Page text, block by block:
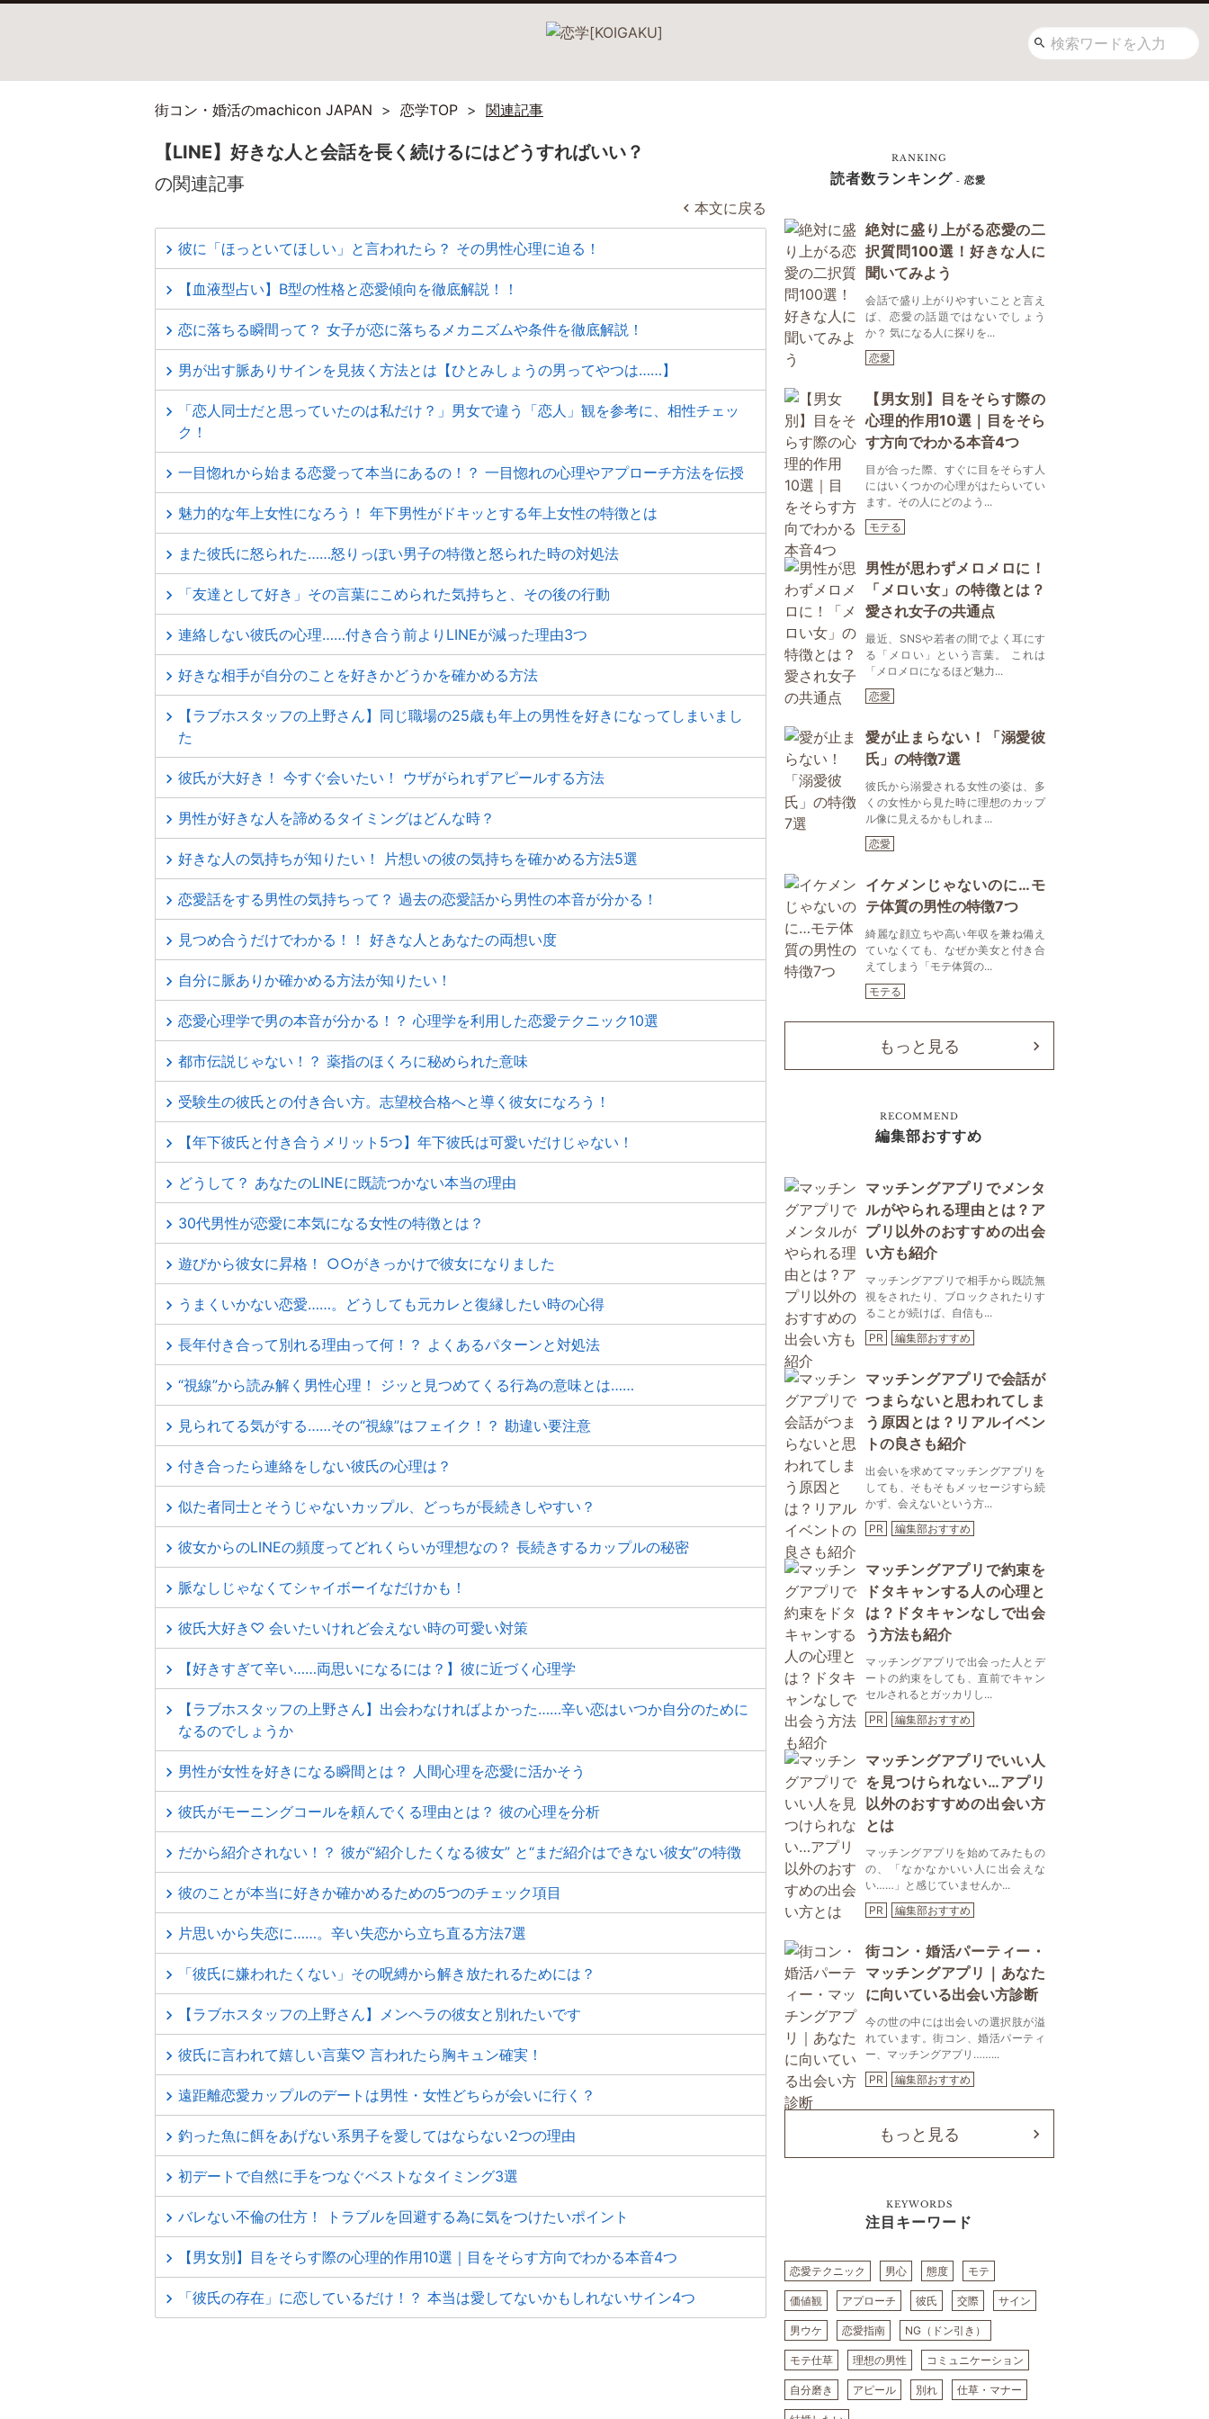
街コン・婚活のmachicon JAPAN 恋学TOP 関連記事
【LINE】好きな人と会話を長く続けるにはどうすればいい？
の関連記事
本文に戻る
彼に「ほっといてほしい」と言われたら？ その男性心理に迫る！
【血液型占い】B型の性格と恋愛傾向を徹底解説！！
恋に落ちる瞬間って？ 女子が恋に落ちるメカニズムや条件を徹底解説！
男が出す脈ありサインを見抜く方法とは【ひとみしょうの男ってやつは……】
「恋人同士だと思っていたのは私だけ？」男女で違う「恋人」観を参考に、相性チェッ
ク！
一目惚れから始まる恋愛って本当にあるの！？ 一目惚れの心理やアプローチ方法を伝授
魅力的な年上女性になろう！ 年下男性がドキッとする年上女性の特徴とは
また彼氏に怒られた……怒りっぽい男子の特徴と怒られた時の対処法
「友達として好き」その言葉にこめられた気持ちと、その後の行動
連絡しない彼氏の心理……付き合う前よりLINEが減った理由3つ
好きな相手が自分のことを好きかどうかを確かめる方法
【ラブホスタッフの上野さん】同じ職場の25歳も年上の男性を好きになってしまいまし
た
彼氏が大好き！ 今すぐ会いたい！ ウザがられずアピールする方法
男性が好きな人を諦めるタイミングはどんな時？
好きな人の気持ちが知りたい！ 片想いの彼の気持ちを確かめる方法5選
恋愛話をする男性の気持ちって？ 過去の恋愛話から男性の本音が分かる！
見つめ合うだけでわかる！！ 好きな人とあなたの両想い度
自分に脈ありか確かめる方法が知りたい！
恋愛心理学で男の本音が分かる！？ 心理学を利用した恋愛テクニック10選
都市伝説じゃない！？ 薬指のほくろに秘められた意味
受験生の彼氏との付き合い方。志望校合格へと導く彼女になろう！
【年下彼氏と付き合うメリット5つ】年下彼氏は可愛いだけじゃない！
どうして？ あなたのLINEに既読つかない本当の理由
30代男性が恋愛に本気になる女性の特徴とは？
遊びから彼女に昇格！ ○○がきっかけで彼女になりました
うまくいかない恋愛……。どうしても元カレと復縁したい時の心得
長年付き合って別れる理由って何！？ よくあるパターンと対処法
“視線”から読み解く男性心理！ ジッと見つめてくる行為の意味とは……
見られてる気がする……その“視線”はフェイク！？ 勘違い要注意
付き合ったら連絡をしない彼氏の心理は？
似た者同士とそうじゃないカップル、どっちが長続きしやすい？
彼女からのLINEの頻度ってどれくらいが理想なの？ 長続きするカップルの秘密
脈なしじゃなくてシャイボーイなだけかも！
彼氏大好き♡ 会いたいけれど会えない時の可愛い対策
【好きすぎて辛い……両思いになるには？】彼に近づく心理学
【ラブホスタッフの上野さん】出会わなければよかった……辛い恋はいつか自分のために
なるのでしょうか
男性が女性を好きになる瞬間とは？ 人間心理を恋愛に活かそう
彼氏がモーニングコールを頼んでくる理由とは？ 彼の心理を分析
だから紹介されない！？ 彼が“紹介したくなる彼女” と“まだ紹介はできない彼女”の特徴
彼のことが本当に好きか確かめるための5つのチェック項目
片思いから失恋に……。辛い失恋から立ち直る方法7選
「彼氏に嫌われたくない」その呪縛から解き放たれるためには？
【ラブホスタッフの上野さん】メンヘラの彼女と別れたいです
彼氏に言われて嬉しい言葉♡ 言われたら胸キュン確実！
遠距離恋愛カップルのデートは男性・女性どちらが会いに行く？
釣った魚に餌をあげない系男子を愛してはならない2つの理由
初デートで自然に手をつなぐベストなタイミング3選
バレない不倫の仕方！ トラブルを回避する為に気をつけたいポイント
【男女別】目をそらす際の心理的作用10選｜目をそらす方向でわかる本音4つ
「彼氏の存在」に恋しているだけ！？ 本当は愛してないかもしれないサイン4つ
RANKING
読者数ランキング - 恋愛
絶対に盛り上がる恋愛の二
択質問100選！好きな人に
聞いてみよう
会話で盛り上がりやすいことと言え
ば、恋愛の話題ではないでしょう
か？ 気になる人に探りを...
恋愛
【男女別】目をそらす際の
心理的作用10選｜目をそら
す方向でわかる本音4つ
目が合った際、すぐに目をそらす人
にはいくつかの心理がはたらいてい
ます。その人にどのよう...
モテる
男性が思わずメロメロに！
「メロい女」の特徴とは？
愛され女子の共通点
最近、SNSや若者の間でよく耳にす
る「メロい」という言葉。 これは
「メロメロになるほど魅力...
恋愛
愛が止まらない！「溺愛彼
氏」の特徴7選
彼氏から溺愛される女性の姿は、多
くの女性から見た時に理想のカップ
ル像に見えるかもしれま...
恋愛
イケメンじゃないのに…モ
テ体質の男性の特徴7つ
綺麗な顔立ちや高い年収を兼ね備え
ていなくても、なぜか美女と付き合
えてしまう「モテ体質の...
モテる
もっと見る
RECOMMEND
編集部おすすめ
マッチングアプリでメンタ
ルがやられる理由とは？ア
プリ以外のおすすめの出会
い方も紹介
マッチングアプリで相手から既読無
視をされたり、ブロックされたりす
ることが続けば、自信も...
PR
編集部おすすめ
マッチングアプリで会話が
つまらないと思われてしま
う原因とは？リアルイベン
トの良さも紹介
出会いを求めてマッチングアプリを
しても、そもそもメッセージすら続
かず、会えないという方...
PR
編集部おすすめ
マッチングアプリで約束を
ドタキャンする人の心理と
は？ドタキャンなしで出会
う方法も紹介
マッチングアプリで出会った人とデ
ートの約束をしても、直前でキャン
セルされるとガッカリし...
PR
編集部おすすめ
マッチングアプリでいい人
を見つけられない…アプリ
以外のおすすめの出会い方
とは
マッチングアプリを始めてみたもの
の、「なかなかいい人に出会えな
い……」と感じていませんか...
PR
編集部おすすめ
街コン・婚活パーティー・
マッチングアプリ｜あなた
に向いている出会い方診断
今の世の中には出会いの選択肢が溢
れています。街コン、婚活パーティ
ー、マッチングアプリ……...
PR
編集部おすすめ
もっと見る
KEYWORDS
注目キーワード
恋愛テクニック 男心 態度 モテ
価値観 アプローチ 彼氏 交際 サイン
男ウケ 恋愛指南 NG（ドン引き）
モテ仕草 理想の男性 コミュニケーション
自分磨き アピール 別れ 仕草・マナー